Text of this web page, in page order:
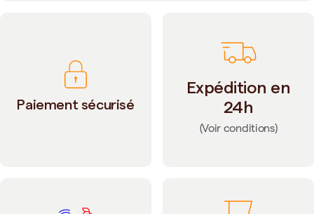
Paiement sécurisé
Expédition en
24h
(Voir conditions)